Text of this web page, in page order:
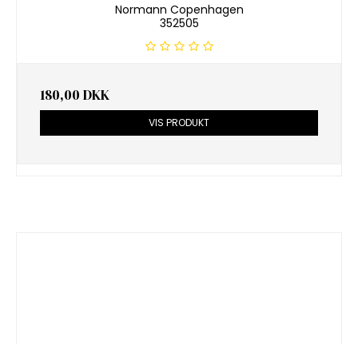
Normann Copenhagen
352505
180,00 DKK
VIS PRODUKT